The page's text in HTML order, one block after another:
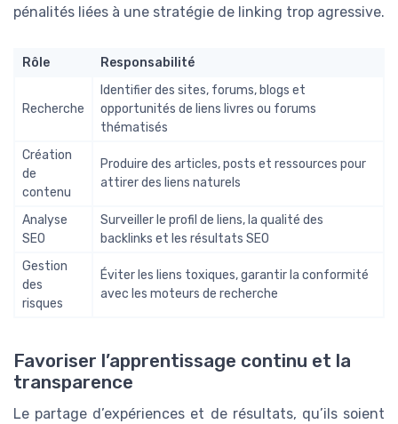
pénalités liées à une stratégie de linking trop agressive.
Rôle Responsabilité
Recherche
Identifier des sites, forums, blogs et
opportunités de liens livres ou forums
thématisés
Création
de
contenu
Produire des articles, posts et ressources pour
attirer des liens naturels
Analyse
SEO
Surveiller le profil de liens, la qualité des
backlinks et les résultats SEO
Gestion
des
risques
Éviter les liens toxiques, garantir la conformité
avec les moteurs de recherche
Favoriser l’apprentissage continu et la
transparence
Le partage d’expériences et de résultats, qu’ils soient